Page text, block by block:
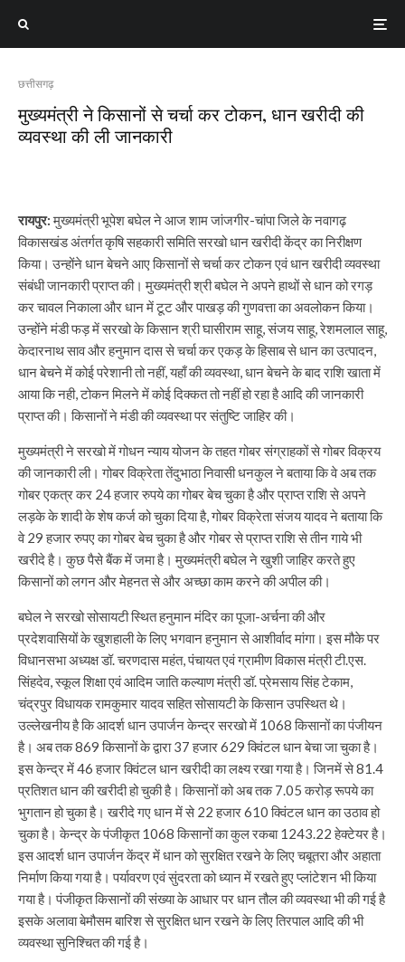
छत्तीसगढ़
मुख्यमंत्री ने किसानों से चर्चा कर टोकन, धान खरीदी की
व्यवस्था की ली जानकारी
रायपुर:मुख्यमंत्री भूपेश बघेल ने आज शाम जांजगीर-चांपा जिले के नवागढ़
विकासखंड अंतर्गत कृषि सहकारी समिति सरखो धान खरीदी केंद्र का निरीक्षण
किया। उन्होंने धान बेचने आए किसानों से चर्चा कर टोकन एवं धान खरीदी व्यवस्था
संबंधी जानकारी प्राप्त की। मुख्यमंत्री श्री बघेल ने अपने हाथों से धान को रगड़
कर चावल निकाला और धान में टूट और पाखड़ की गुणवत्ता का अवलोकन किया।
उन्होंने मंडी फड़ में सरखो के किसान श्री घासीराम साहू, संजय साहू, रेशमलाल साहू,
केदारनाथ साव और हनुमान दास से चर्चा कर एकड़ के हिसाब से धान का उत्पादन,
धान बेचने में कोई परेशानी तो नहीं, यहाँ की व्यवस्था, धान बेचने के बाद राशि खाता में
आया कि नही, टोकन मिलने में कोई दिक्कत तो नहीं हो रहा है आदि की जानकारी
प्राप्त की। किसानों ने मंडी की व्यवस्था पर संतुष्टि जाहिर की।
मुख्यमंत्री ने सरखो में गोधन न्याय योजन के तहत गोबर संग्राहकों से गोबर विक्रय
की जानकारी ली। गोबर विक्रेता तेंदुभाठा निवासी धनकुल ने बताया कि वे अब तक
गोबर एकत्र कर 24 हजार रुपये का गोबर बेच चुका है और प्राप्त राशि से अपने
लड़के के शादी के शेष कर्ज को चुका दिया है, गोबर विक्रेता संजय यादव ने बताया कि
वे 29 हजार रुपए का गोबर बेच चुका है और गोबर से प्राप्त राशि से तीन गाये भी
खरीदे है। कुछ पैसे बैंक में जमा है। मुख्यमंत्री बघेल ने खुशी जाहिर करते हुए
किसानों को लगन और मेहनत से और अच्छा काम करने की अपील की।
बघेल ने सरखो सोसायटी स्थित हनुमान मंदिर का पूजा-अर्चना की और
प्रदेशवासियों के खुशहाली के लिए भगवान हनुमान से आशीर्वाद मांगा। इस मौके पर
विधानसभा अध्यक्ष डॉ. चरणदास महंत, पंचायत एवं ग्रामीण विकास मंत्री टी.एस.
सिंहदेव, स्कूल शिक्षा एवं आदिम जाति कल्याण मंत्री डॉ. प्रेमसाय सिंह टेकाम,
चंद्रपुर विधायक रामकुमार यादव सहित सोसायटी के किसान उपस्थित थे।
उल्लेखनीय है कि आदर्श धान उपार्जन केन्द्र सरखो में 1068 किसानों का पंजीयन
है। अब तक 869 किसानों के द्वारा 37 हजार 629 क्विंटल धान बेचा जा चुका है।
इस केन्द्र में 46 हजार क्विंटल धान खरीदी का लक्ष्य रखा गया है। जिनमें से 81.4
प्रतिशत धान की खरीदी हो चुकी है। किसानों को अब तक 7.05 करोड़ रूपये का
भुगतान हो चुका है। खरीदे गए धान में से 22 हजार 610 क्विंटल धान का उठाव हो
चुका है। केन्द्र के पंजीकृत 1068 किसानों का कुल रकबा 1243.22 हेक्टेयर है।
इस आदर्श धान उपार्जन केंद्र में धान को सुरक्षित रखने के लिए चबूतरा और अहाता
निर्माण किया गया है। पर्यावरण एवं सुंदरता को ध्यान में रखते हुए प्लांटेशन भी किया
गया है। पंजीकृत किसानों की संख्या के आधार पर धान तौल की व्यवस्था भी की गई है
इसके अलावा बेमौसम बारिश से सुरक्षित धान रखने के लिए तिरपाल आदि की भी
व्यवस्था सुनिश्चित की गई है।